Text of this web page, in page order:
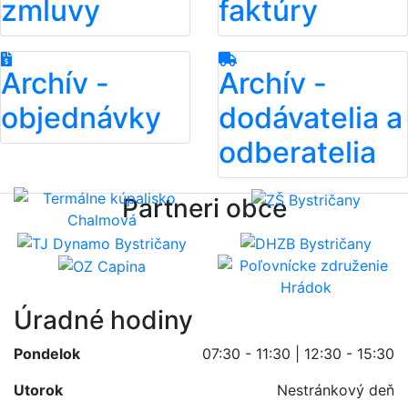
zmluvy
faktúry
Archív -
objednávky
Archív -
dodávatelia a
odberatelia
Partneri obce
Úradné hodiny
Pondelok
07:30 - 11:30 | 12:30 - 15:30
Utorok
Nestránkový deň